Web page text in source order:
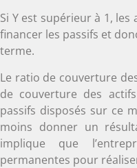
Si Y est supérieur à 1,
financer les passifs et
terme.
Le ratio de couverture
de couverture des
passifs disposés sur ce
moins donner un
implique que
permanentes pour